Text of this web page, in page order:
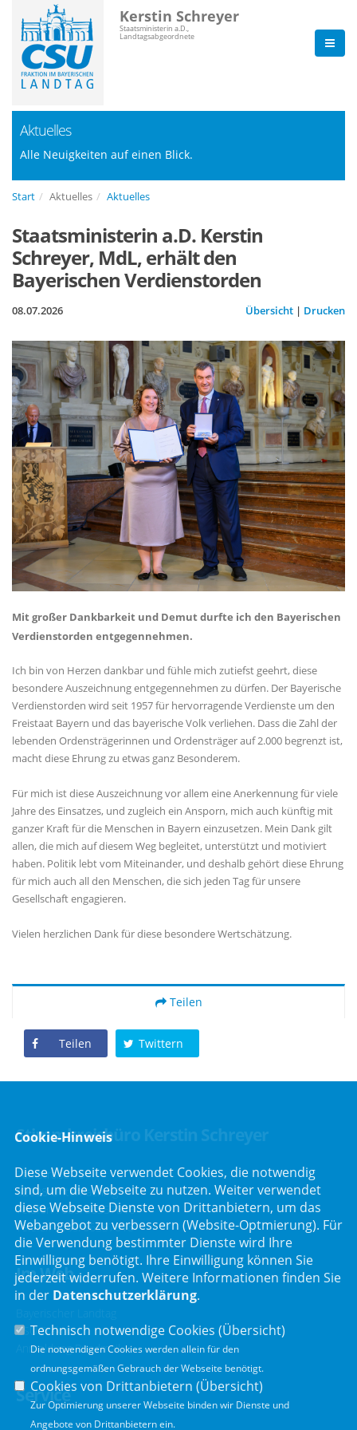
Kerstin Schreyer
Staatsministerin a.D.,
Landtagsabgeordnete
Aktuelles
Alle Neuigkeiten auf einen Blick.
Start Aktuelles Aktuelles
Staatsministerin a.D. Kerstin
Schreyer, MdL, erhält den
Bayerischen Verdienstorden
08.07.2026 Übersicht | Drucken
Mit großer Dankbarkeit und Demut durfte ich den Bayerischen
Verdienstorden entgegennehmen.
Ich bin von Herzen dankbar und fühle mich zutiefst geehrt, diese
besondere Auszeichnung entgegennehmen zu dürfen. Der Bayerische
Verdienstorden wird seit 1957 für hervorragende Verdienste um den
Freistaat Bayern und das bayerische Volk verliehen. Dass die Zahl der
lebenden Ordensträgerinnen und Ordensträger auf 2.000 begrenzt ist,
macht diese Ehrung zu etwas ganz Besonderem.
Für mich ist diese Auszeichnung vor allem eine Anerkennung für viele
Jahre des Einsatzes, und zugleich ein Ansporn, mich auch künftig mit
ganzer Kraft für die Menschen in Bayern einzusetzen. Mein Dank gilt
allen, die mich auf diesem Weg begleitet, unterstützt und motiviert
haben. Politik lebt vom Miteinander, und deshalb gehört diese Ehrung
für mich auch all den Menschen, die sich jeden Tag für unsere
Gesellschaft engagieren.
Vielen herzlichen Dank für diese besondere Wertschätzung.
Teilen
Teilen Twittern
Stimmkreisbüro Kerstin Schreyer
Parkstraße 19
82008 Unterhaching
Telefon :089/66557816
Telefax : 089/66557818
Im Web
CSU Fraktion
Anmeldung Rundmail
Service
Cookie-Hinweis
Diese Webseite verwendet Cookies, die notwendig
sind, um die Webseite zu nutzen. Weiter verwendet
diese Webseite Dienste von Drittanbietern, um das
Webangebot zu verbessern (Website-Optmierung). Für
die Verwendung bestimmter Dienste wird Ihre
Einwilligung benötigt. Ihre Einwilligung können Sie
jederzeit widerrufen. Weitere Informationen finden Sie
in der Datenschutzerklärung.
Technisch notwendige Cookies (Übersicht)
Die notwendigen Cookies werden allein für den
ordnungsgemäßen Gebrauch der Webseite benötigt.
Cookies von Drittanbietern (Übersicht)
Zur Optimierung unserer Webseite binden wir Dienste und
Angebote von Drittanbietern ein.